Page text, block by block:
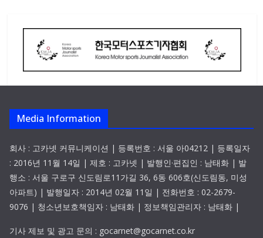
Media Information
회사 : 고카넷 커뮤니케이션 | 등록번호 : 서울 아04212 | 등록일자
: 2016년 11월 14일 | 제호 : 고카넷 | 발행인·편집인 : 남태화 | 발
행소 : 서울 구로구 신도림로11가길 36, 6동 606호(신도림동, 미성
아파트) | 발행일자 : 2014년 02월 11일 | 전화번호 : 02-2679-
9076 | 청소년보호책임자 : 남태화 | 정보책임관리자 : 남태화 |
기사 제보 및 광고 문의 : gocarnet@gocarnet.co.kr